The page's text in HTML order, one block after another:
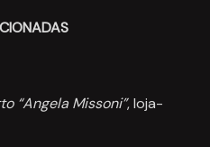
“Angela Missoni”, loja-